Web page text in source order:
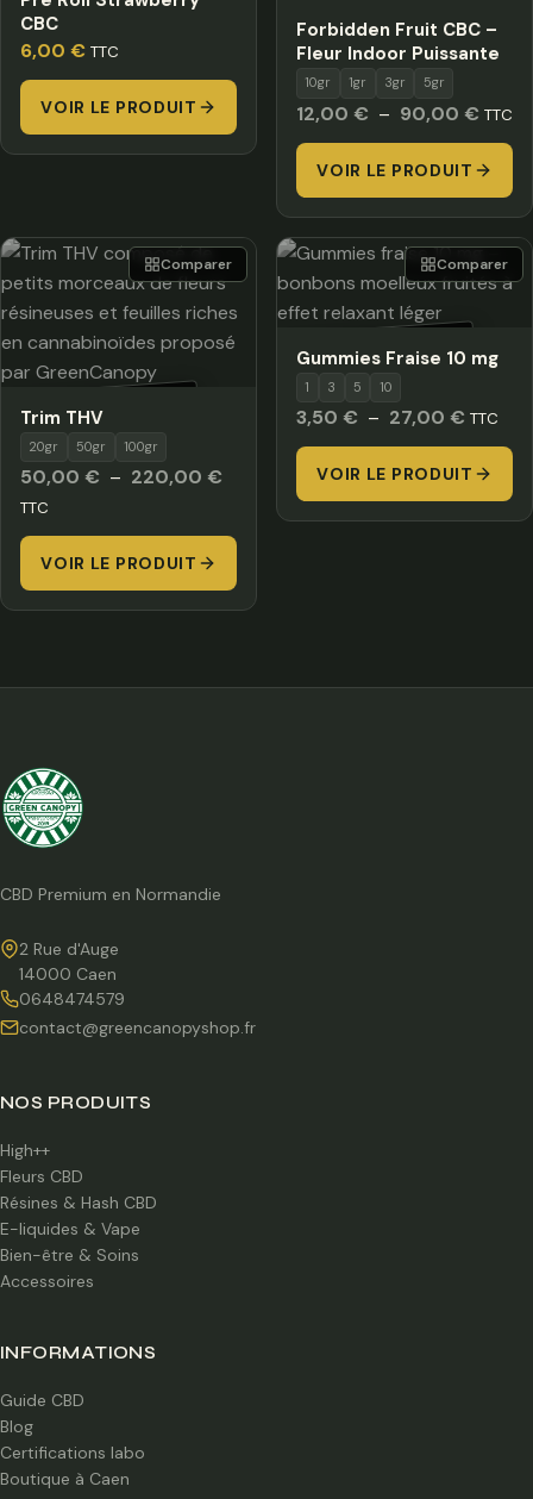
CBC
6,00 € TTC
VOIR LE PRODUIT
HORS STOCK
Forbidden Fruit CBC –
Fleur Indoor Puissante
10gr 1gr 3gr 5gr
12,00 € – 90,00 € Plage
de
prix :
12,00
à
TTC
VOIR LE PRODUIT
HORS STOCK
Trim THV
20gr 50gr 100gr
50,00 € – 220,00 €
prix :
à
TTC
VOIR LE PRODUIT
Comparer
HORS STOCK
Gummies Fraise 10 mg
1 3 5 10
3,50 € – 27,00 € Plage
de
prix :
3,50 €
TTC
VOIR LE PRODUIT
Comparer
CBD Premium en Normandie
2 Rue d'Auge
14000 Caen
0648474579
contact@greencanopyshop.fr
NOS PRODUITS
High++
Fleurs CBD
Résines & Hash CBD
E-liquides & Vape
Bien-être & Soins
Accessoires
INFORMATIONS
Guide CBD
Blog
Certifications labo
Boutique à Caen